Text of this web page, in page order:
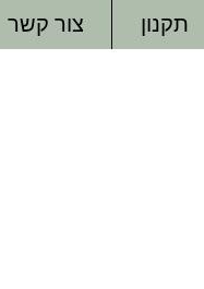
צור קשר תקנון